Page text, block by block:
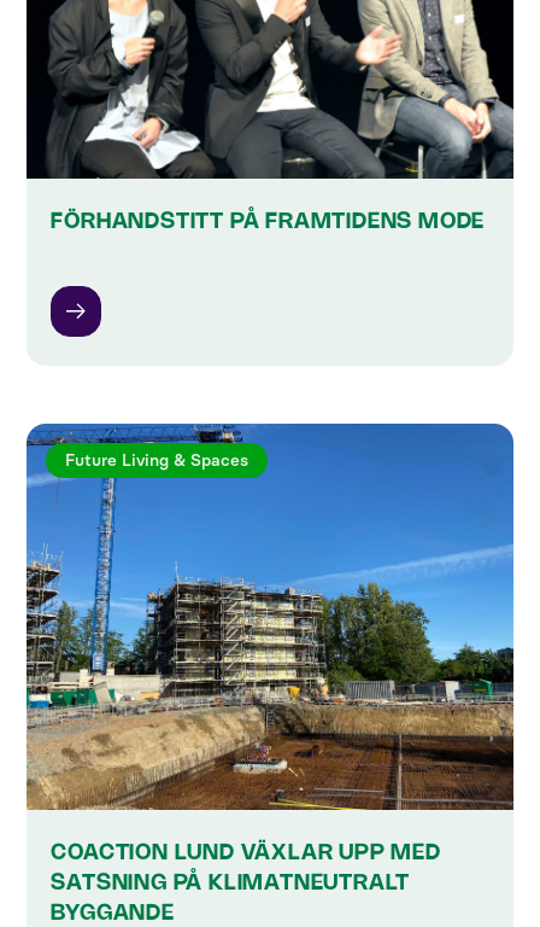
FÖRHANDSTITT PÅ FRAMTIDENS MODE
Future Living & Spaces
COACTION LUND VÄXLAR UPP MED
SATSNING PÅ KLIMATNEUTRALT
BYGGANDE